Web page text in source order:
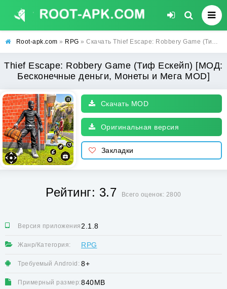
Root-apk.com » RPG » Скачать Thief Escape: Robbery Game (Тиф Ескейп) [МОД: Бесконечные деньги, Монеты и Мега MOD] | Взлом Thief Escape: Robbery Game на Андроид
Thief Escape: Robbery Game (Тиф Ескейп) [МОД:
Бесконечные деньги, Монеты и Мега MOD]
Скачать MOD
Оригинальная версия
Закладки
Рейтинг: 3.7 Всего оценок: 2800
Версия приложения:2.1.8
Жанр/Категория: RPG
Требуемый Android: 8+
Примерный размер:840MB